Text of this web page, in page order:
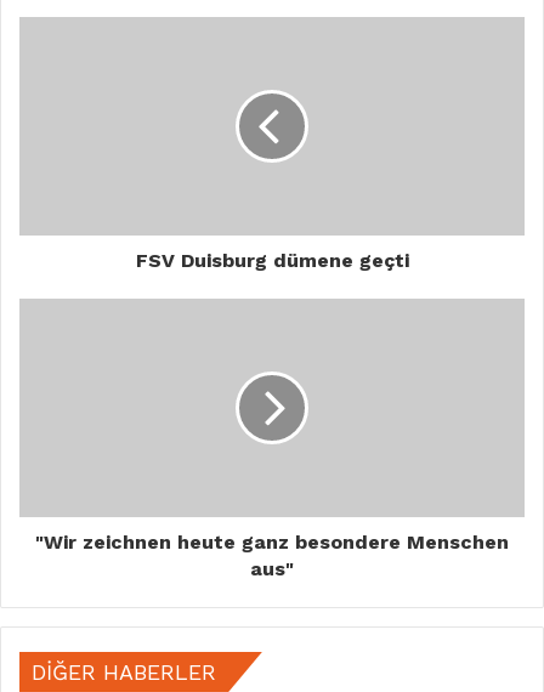
FSV Duisburg dümene geçti
"Wir zeichnen heute ganz besondere Menschen
aus"
DIĞER HABERLER